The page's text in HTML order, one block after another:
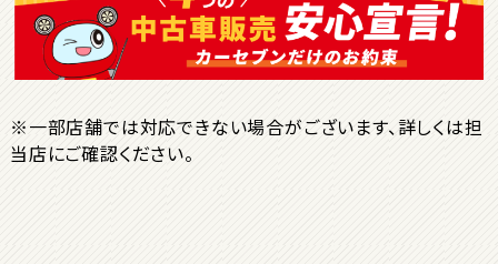
1位
トヨタ
ヤリスクロス
※一部店舗では対応できない場合がございます、詳しくは担
当店にご確認ください。